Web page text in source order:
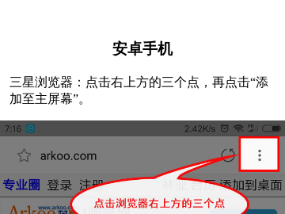
安卓手机
三星浏览器：点击右上方的三个点，再点击“添
加至主屏幕”。